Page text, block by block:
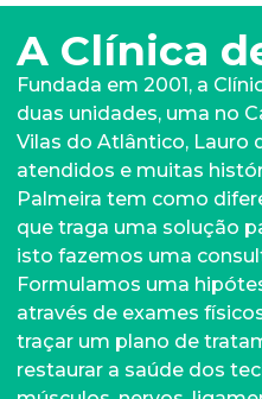
A Clínica
Fundada em 2001, a
duas unidades, uma no
Vilas do Atlântico, Lauro
atendidos e muitas
Palmeira tem como
que traga uma solução
isto fazemos uma
Formulamos uma
através de exames
traçar um plano de
restaurar a saúde dos